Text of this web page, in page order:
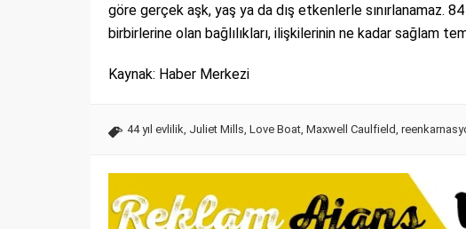
göre gerçek aşk, yaş ya da dış etkenlerle sınırlanamaz.
birbirlerine olan bağlılıkları, ilişkilerinin ne kadar sağlam
Kaynak: Haber Merkezi
44 yıl evlilik, Juliet Mills, Love Boat, Maxwell Caulfield,